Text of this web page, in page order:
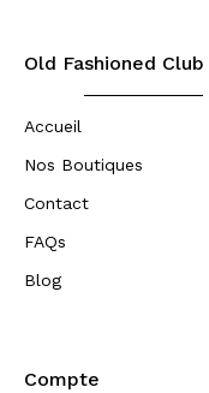
Old Fashioned Club
Accueil
Nos Boutiques
Contact
FAQs
Blog
Compte